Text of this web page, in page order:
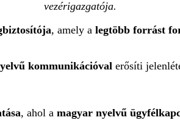
vezérigazgatója.
, amely a legtöbb forrást
kommunikációval erősíti
, ahol a magyar nyelvű